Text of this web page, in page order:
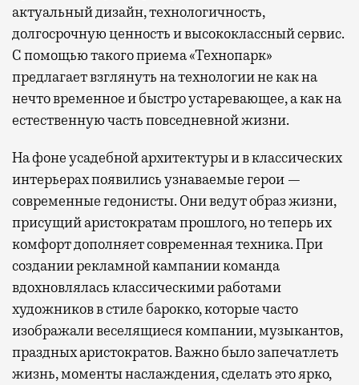
актуальный дизайн, технологичность,
долгосрочную ценность и высококлассный сервис.
С помощью такого приема «Технопарк»
предлагает взглянуть на технологии не как на
нечто временное и быстро устаревающее, а как на
естественную часть повседневной жизни.
На фоне усадебной архитектуры и в классических
интерьерах появились узнаваемые герои —
современные гедонисты. Они ведут образ жизни,
присущий аристократам прошлого, но теперь их
комфорт дополняет современная техника. При
создании рекламной кампании команда
вдохновлялась классическими работами
художников в стиле барокко, которые часто
изображали веселящиеся компании, музыкантов,
праздных аристократов. Важно было запечатлеть
жизнь, моменты наслаждения, сделать это ярко,